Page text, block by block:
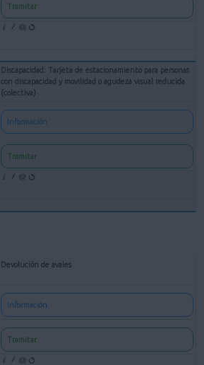
Tramitar
Discapacidad: Tarjeta de estacionamiento para personas
con discapacidad y movilidad o agudeza visual reducida
(colectiva)
Información
Tramitar
Devolución de avales
Información
Tramitar